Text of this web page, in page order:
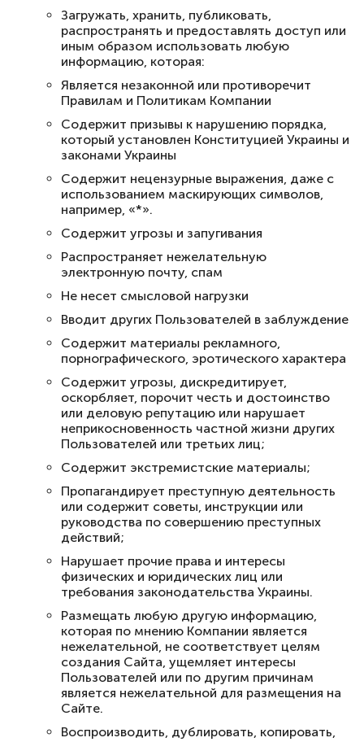
Загружать, хранить, публиковать,
распространять и предоставлять доступ или
иным образом использовать любую
информацию, которая:
Является незаконной или противоречит
Правилам и Политикам Компании
Содержит призывы к нарушению порядка,
который установлен Конституцией Украины и
законами Украины
Содержит нецензурные выражения, даже с
использованием маскирующих символов,
например, «*».
Содержит угрозы и запугивания
Распространяет нежелательную
электронную почту, спам
Не несет смысловой нагрузки
Вводит других Пользователей в заблуждение
Содержит материалы рекламного,
порнографического, эротического характера
Содержит угрозы, дискредитирует,
оскорбляет, порочит честь и достоинство
или деловую репутацию или нарушает
неприкосновенность частной жизни других
Пользователей или третьих лиц;
Содержит экстремистские материалы;
Пропагандирует преступную деятельность
или содержит советы, инструкции или
руководства по совершению преступных
действий;
Нарушает прочие права и интересы
физических и юридических лиц или
требования законодательства Украины.
Размещать любую другую информацию,
которая по мнению Компании является
нежелательной, не соответствует целям
создания Сайта, ущемляет интересы
Пользователей или по другим причинам
является нежелательной для размещения на
Сайте.
Воспроизводить, дублировать, копировать,